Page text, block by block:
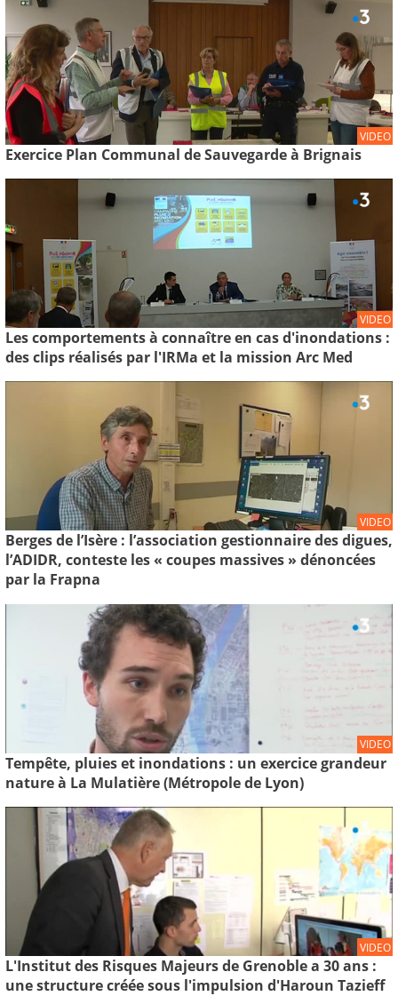
VIDEO
Exercice Plan Communal de Sauvegarde à Brignais
VIDEO
Les comportements à connaître en cas d'inondations :
des clips réalisés par l'IRMa et la mission Arc Med
VIDEO
Berges de l’Isère : l’association gestionnaire des digues,
l’ADIDR, conteste les « coupes massives » dénoncées
par la Frapna
VIDEO
Tempête, pluies et inondations : un exercice grandeur
nature à La Mulatière (Métropole de Lyon)
VIDEO
L'Institut des Risques Majeurs de Grenoble a 30 ans :
une structure créée sous l'impulsion d'Haroun Tazieff